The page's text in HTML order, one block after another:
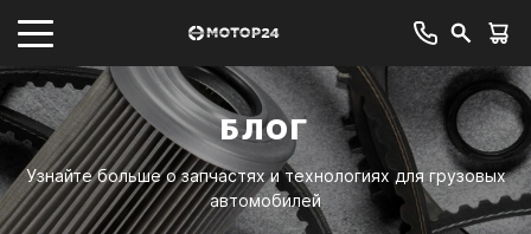
БЛОГ
Узнайте больше о запчастях и технологиях для грузовых
автомобилей